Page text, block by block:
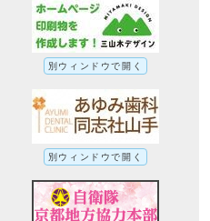
別ウィンドウで開く
別ウィンドウで開く